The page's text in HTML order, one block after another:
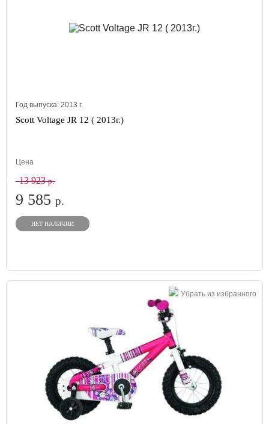
Год выпуска: 2013 г.
Scott Voltage JR 12 ( 2013г.)
Цена
13 923р.
9 585 р.
НЕТ НАЛИЧИИ
Убрать из избранного